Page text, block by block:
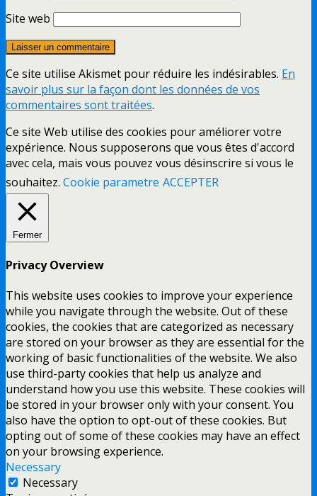
Site web
Ce site utilise Akismet pour réduire les indésirables. En
savoir plus sur la façon dont les données de vos
commentaires sont traitées.
Ce site Web utilise des cookies pour améliorer votre
expérience. Nous supposerons que vous êtes d'accord
avec cela, mais vous pouvez vous désinscrire si vous le
souhaitez. Cookie parametre ACCEPTER
Fermer
Privacy Overview
This website uses cookies to improve your experience
while you navigate through the website. Out of these
cookies, the cookies that are categorized as necessary
are stored on your browser as they are essential for the
working of basic functionalities of the website. We also
use third-party cookies that help us analyze and
understand how you use this website. These cookies will
be stored in your browser only with your consent. You
also have the option to opt-out of these cookies. But
opting out of some of these cookies may have an effect
on your browsing experience.
Necessary
Necessary